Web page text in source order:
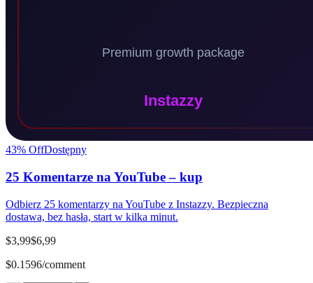
43% OffDostępny
25 Komentarze na YouTube – kup
Odbierz 25 komentarzy na YouTube z Instazzy. Bezpieczna
dostawa, bez hasła, start w kilka minut.
$3,99$6,99
$0.1596/comment